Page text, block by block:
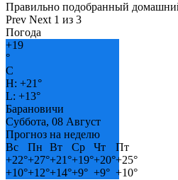
Правильно подобранный
Prev Next 1 из 3
Погода
+19
°
C
H: +21°
L: +13°
Барановичи
Суббота, 08 Август
Прогноз на неделю
Вс
Пн Вт Ср Чт
Пт
+22°+27°+21°+19°+20°+25°
+10°+12°+14°+9° +9° +10°